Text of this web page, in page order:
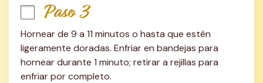
Paso 3
Hornear de 9 a 11 minutos o hasta que estén
ligeramente doradas. Enfriar en bandejas para
hornear durante 1 minuto; retirar a rejillas para
enfriar por completo.